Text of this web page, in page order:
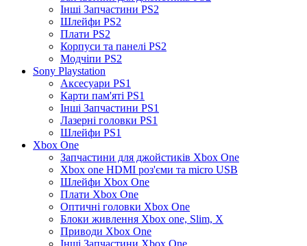
Інші Запчастини PS2
Шлейфи PS2
Плати PS2
Корпуси та панелі PS2
Модчіпи PS2
Sony Playstation
Аксесуари PS1
Карти пам'яті PS1
Інші Запчастини PS1
Лазерні головки PS1
Шлейфи PS1
Xbox One
Запчастини для джойстиків Xbox One
Xbox one HDMI роз'єми та micro USB
Шлейфи Xbox One
Плати Xbox One
Оптичні головки Xbox One
Блоки живлення Xbox one, Slim, X
Приводи Xbox One
Інші Запчастини Xbox One